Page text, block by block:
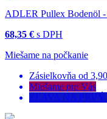
ADLER Pullex Bodenöl
68,35 € s DPH
Miešame na počkanie
Zásielkovňa od
Miešame pre Vás
ZĽAVA NA